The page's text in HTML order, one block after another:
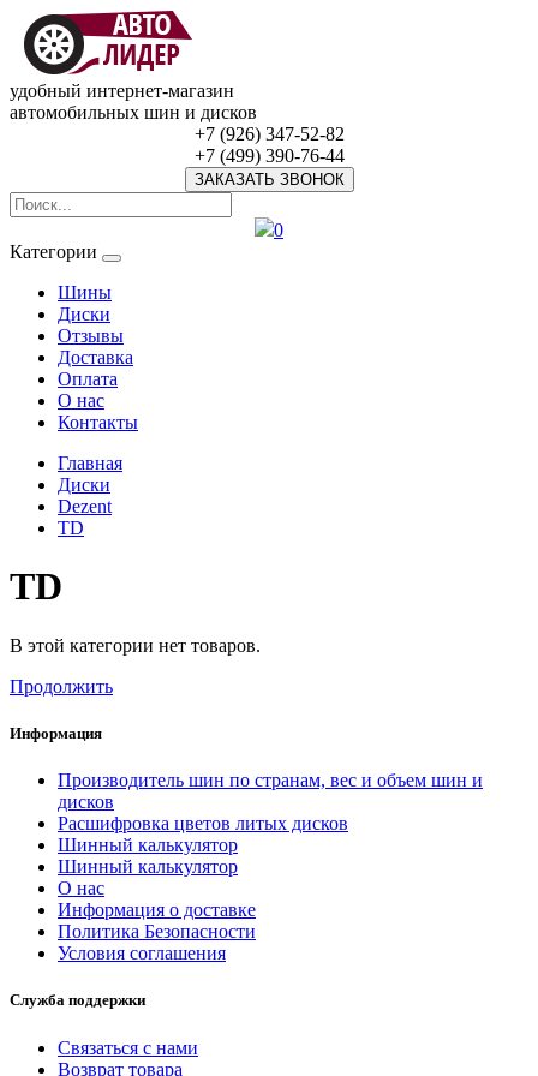
удобный интернет-магазин
автомобильных шин и дисков
+7 (926) 347-52-82
+7 (499) 390-76-44
ЗАКАЗАТЬ ЗВОНОК
0
Категории
Шины
Диски
Отзывы
Доставка
Оплата
О нас
Контакты
Главная
Диски
Dezent
TD
TD
В этой категории нет товаров.
Продолжить
Информация
Производитель шин по странам, вес и объем шин и
дисков
Расшифровка цветов литых дисков
Шинный калькулятор
Шинный калькулятор
О нас
Информация о доставке
Политика Безопасности
Условия соглашения
Служба поддержки
Связаться с нами
Возврат товара